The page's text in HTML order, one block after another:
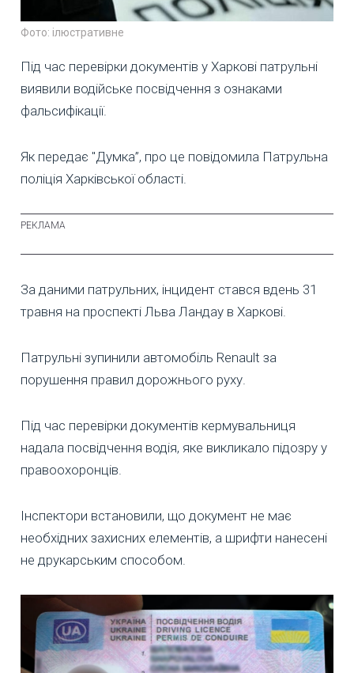
Фото: ілюстративне
Під час перевірки документів у Харкові патрульні
виявили водійське посвідчення з ознаками
фальсифікації.
Як передає "Думка”, про це повідомила Патрульна
поліція Харківської області.
За даними патрульних, інцидент стався вдень 31
травня на проспекті Льва Ландау в Харкові.
Патрульні зупинили автомобіль Renault за
порушення правил дорожнього руху.
Під час перевірки документів кермувальниця
надала посвідчення водія, яке викликало підозру у
правоохоронців.
Інспектори встановили, що документ не має
необхідних захисних елементів, а шрифти нанесені
не друкарським способом.